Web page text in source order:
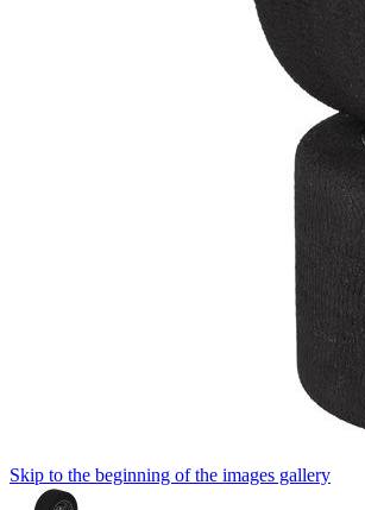
Skip to the beginning of the images gallery